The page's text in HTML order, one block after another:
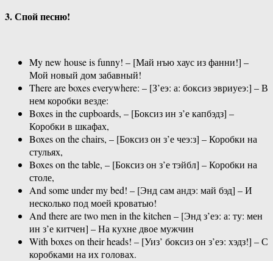
3. Спой песню!
My new house is funny! – [Май нъю хаус из фанни!] –
Мой новый дом забавный!
There are boxes everywhere: – [З’еэ: а: боксиз эвриуеэ:] – В
нем коробки везде:
Boxes in the cupboards, – [Боксиз ин з’е капбэдз] –
Коробки в шкафах,
Boxes on the chairs, – [Боксиз он з’е чеэ:з] – Коробки на
стульях,
Boxes on the table, – [Боксиз он з’е тэйбл] – Коробки на
столе,
And some under my bed! – [Энд сам андэ: май бэд] – И
несколько под моей кроватью!
And there are two men in the kitchen – [Энд з’еэ: а: ту: мен
ин з’е китчен] – На кухне двое мужчин
With boxes on their heads! – [Уиз’ боксиз он з’еэ: хэдз!] – С
коробками на их головах.